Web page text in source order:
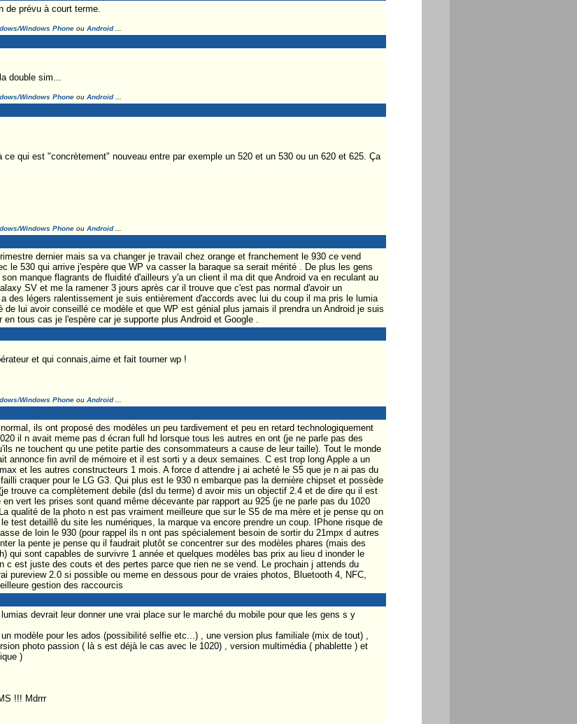
de prévu à court terme.
Windows Phoneou Android...
double sim...
Windows Phoneou Android...
qui est "concrètement" nouveau entre par exemple un 520 et un 530 ou un 620 et 625. Ça
Windows Phoneou Android...
dernier mais sa va changer je travail chez orange et franchement le 930 ce vend
le 530 qui arrive j'espère que WP va casser la baraque sa serait mérité . De plus les gens
manque flagrants de fluidité d'ailleurs y'a un client il ma dit que Android va en reculant au
SV et me la ramener 3 jours après car il trouve que c'est pas normal d'avoir un
des légers ralentissement je suis entièrement d'accords avec lui du coup il ma pris le lumia
lui avoir conseillé ce modèle et que WP est génial plus jamais il prendra un Android je suis
tous cas je l'espère car je supporte plus Android et Google .
et qui connais,aime et fait tourner wp !
Windows Phoneou Android...
ils ont proposé des modèles un peu tardivement et peu en retard technologiquement
il n avait meme pas d écran full hd lorsque tous les autres en ont (je ne parle pas des
ne touchent qu une petite partie des consommateurs a cause de leur taille). Tout le monde
annonce fin avril de mémoire et il est sorti y a deux semaines. C est trop long Apple a un
et les autres constructeurs 1 mois. A force d attendre j ai acheté le S5 que je n ai pas du
craquer pour le LG G3. Qui plus est le 930 n embarque pas la dernière chipset et possède
trouve ca complètement debile (dsl du terme) d avoir mis un objectif 2.4 et de dire qu il est
vert les prises sont quand même décevante par rapport au 925 (je ne parle pas du 1020
qualité de la photo n est pas vraiment meilleure que sur le S5 de ma mère et je pense qu on
test detaillê du site les numériques, la marque va encore prendre un coup. IPhone risque de
de loin le 930 (pour rappel ils n ont pas spécialement besoin de sortir du 21mpx d autres
la pente je pense qu il faudrait plutôt se concentrer sur des modèles phares (mais des
qui sont capables de survivre 1 année et quelques modèles bas prix au lieu d inonder le
c est juste des couts et des pertes parce que rien ne se vend. Le prochain j attends du
pureview 2.0 si possible ou meme en dessous pour de vraies photos, Bluetooth 4, NFC,
gestion des raccourcis
devrait leur donner une vrai place sur le marché du mobile pour que les gens s y
modèle pour les ados (possibilité selfie etc...) , une version plus familiale (mix de tout) ,
photo passion ( là s est déjà le cas avec le 1020) , version multimédia ( phablette ) et
)
!!! Mdrrr